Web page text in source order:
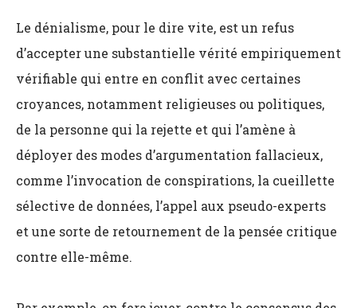
Le dénialisme, pour le dire vite, est un refus
d’accepter une substantielle vérité empiriquement
vérifiable qui entre en conflit avec certaines
croyances, notamment religieuses ou politiques,
de la personne qui la rejette et qui l’amène à
déployer des modes d’argumentation fallacieux,
comme l’invocation de conspirations, la cueillette
sélective de données, l’appel aux pseudo-experts
et une sorte de retournement de la pensée critique
contre elle-même.